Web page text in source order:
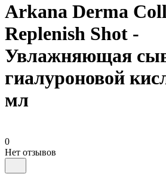
Arkana Derma
Replenish Shot -
Увлажняющая
гиалуроновой
мл
0
Нет отзывов